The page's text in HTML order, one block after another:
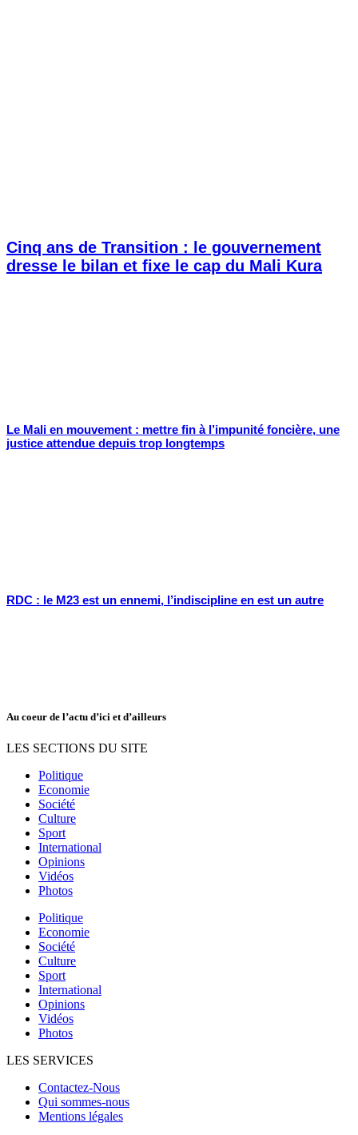
Cinq ans de Transition : le gouvernement
dresse le bilan et fixe le cap du Mali Kura
Le Mali en mouvement : mettre fin à l’impunité foncière, une
justice attendue depuis trop longtemps
RDC : le M23 est un ennemi, l’indiscipline en est un autre
Au coeur de l’actu d’ici et d’ailleurs
LES SECTIONS DU SITE
Politique
Economie
Société
Culture
Sport
International
Opinions
Vidéos
Photos
Politique
Economie
Société
Culture
Sport
International
Opinions
Vidéos
Photos
LES SERVICES
Contactez-Nous
Qui sommes-nous
Mentions légales